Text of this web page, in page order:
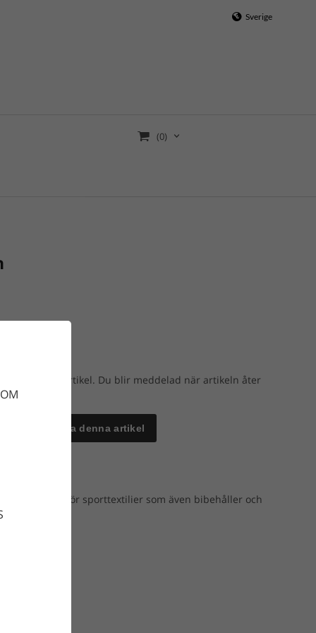
Sverige
(0)
denna artikel. Du blir meddelad när artikeln åter
Bevaka denna artikel
tvättmedel för sporttextilier som även bibehåller och